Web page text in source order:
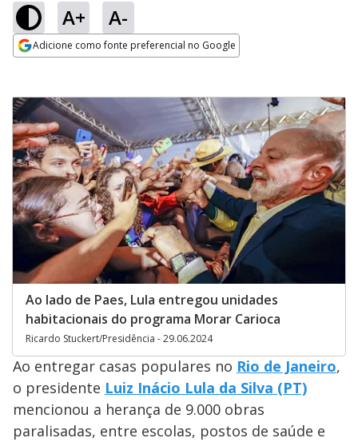
A+ A-
Adicione como fonte preferencial no Google
Ao lado de Paes, Lula entregou unidades
habitacionais do programa Morar Carioca
Ricardo Stuckert/Presidência - 29.06.2024
Ao entregar casas populares no Rio de Janeiro,
o presidente Luiz Inácio Lula da Silva (PT)
mencionou a herança de 9.000 obras
paralisadas, entre escolas, postos de saúde e